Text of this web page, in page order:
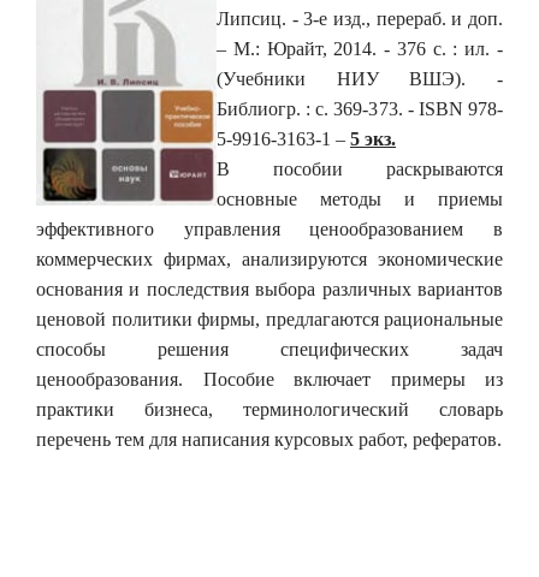
Липсиц. - 3-е изд., перераб. и доп.
– М.: Юрайт, 2014. - 376 с. : ил. -
(Учебники НИУ ВШЭ). -
Библиогр. : с. 369-373. - ISBN 978-
5-9916-3163-1 – 5 экз.
В пособии раскрываются
основные методы и приемы
эффективного управления ценообразованием в
коммерческих фирмах, анализируются экономические
основания и последствия выбора различных вариантов
ценовой политики фирмы, предлагаются рациональные
способы решения специфических задач
ценообразования.
Пособие включает примеры из
практики бизнеса, терминологический словарь
перечень тем для написания курсовых работ, рефератов.